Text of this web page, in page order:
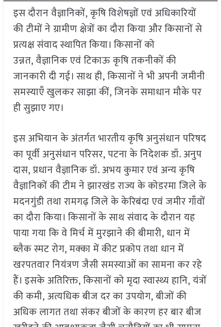
इस दौरान वैज्ञानिकों, कृषि विशेषज्ञों एवं अधिकारियों
की टीमों ने ग्रामीण क्षेत्रों का दौरा किया और किसानों से
प्रत्यक्ष संवाद स्थापित किया। किसानों को
उन्नत, वैज्ञानिक एवं टिकाऊ कृषि तकनीकों की
जानकारी दी गई। साथ ही, किसानों ने भी अपनी जमीनी
समस्याएँ खुलकर साझा कीं, जिनके समाधान मौके पर
ही सुझाए गए।
इस अभियान के अंतर्गत भारतीय कृषि अनुसंधान परिषद
का पूर्वी अनुसंधान परिसर, पटना के निदेशक डॉ. अनुप
दास, प्रधान वैज्ञानिक डॉ. अभय कुमार एवं अन्य कृषि
वैज्ञानिकों की टीम ने झारखंड राज्य के कोडरमा जिले के
मदनगुंडी तथा रामगढ़ जिले के केरिबंदा एवं जमीर गाँवों
का दौरा किया। किसानों के साथ संवाद के दौरान यह
पाया गया कि वे मिर्च में मुरझाने की बीमारी, धान में
ब्लैक स्मट रोग, मक्का में कीट प्रकोप तथा धान में
खरपतवार नियंत्रण जैसी समस्याओं का सामना कर रहे
हैं। इसके अतिरिक्त, किसानों को मृदा स्वास्थ्य हानि, यंत्रों
की कमी, अत्यधिक बीज दर का उपयोग, बीजों की
अधिक लागत तथा संकर बीजों के कारण हर बार बीज